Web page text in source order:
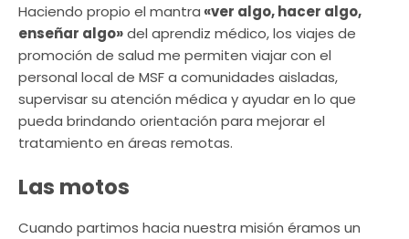
Haciendo propio el mantra«ver algo, hacer algo,
enseñar algo»del aprendiz médico, los viajes de
promoción de salud me permiten viajar con el
personal local de MSF a comunidades aisladas,
supervisar su atención médica y ayudar en lo que
pueda brindando orientación para mejorar el
tratamiento en áreas remotas.
Las motos
Cuando partimos hacia nuestra misión éramos un